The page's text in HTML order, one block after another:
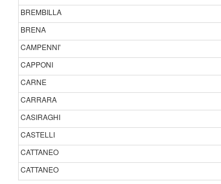
BREMBILLA
BRENA
CAMPENNI'
CAPPONI
CARNE
CARRARA
CASIRAGHI
CASTELLI
CATTANEO
CATTANEO